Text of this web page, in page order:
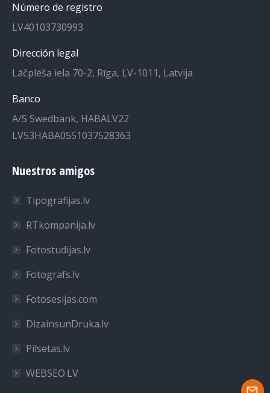
una
nueva
una
nueva
Número de registro
LV40103730993
Dirección legal
Lāčplēša iela 70-2, Rīga, LV-1011, Latvija
Banco
A/S Swedbank, HABALV22
LV53HABA0551037528363
Nuestros amigos
Tipografijas.lv
RTkompanija.lv
Fotostudijas.lv
Fotografs.lv
Fotosesijas.com
DizainsunDruka.lv
Pilsetas.lv
WEBSEO.LV